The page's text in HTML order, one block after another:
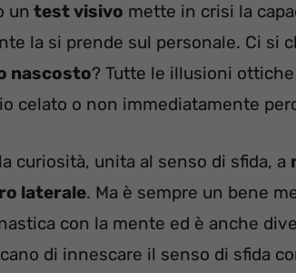
un test visivo mette in crisi la
la si prende sul personale. Ci si
nascosto? Tutte le illusioni
celato o non immediatamente
curiosità, unita al senso di sfida, a
laterale. Ma è sempre un bene
con la mente ed è anche
di innescare il senso di sfida